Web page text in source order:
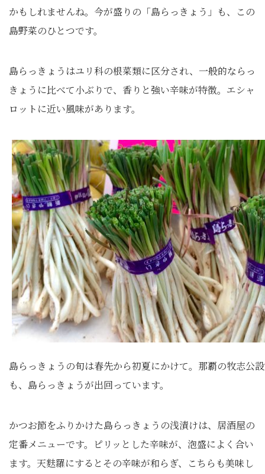
かもしれませんね。今が盛りの「島らっきょう」も、この
島野菜のひとつです。
島らっきょうはユリ科の根菜類に区分され、一般的ならっ
きょうに比べて小ぶりで、香りと強い辛味が特徴。エシャ
ロットに近い風味があります。
島らっきょうの旬は春先から初夏にかけて。那覇の牧志公
も、島らっきょうが出回っています。
かつお節をふりかけた島らっきょうの浅漬けは、居酒屋の
定番メニューです。ピリッとした辛味が、泡盛によく合い
ます。天麩羅にするとその辛味が和らぎ、こちらも美味し